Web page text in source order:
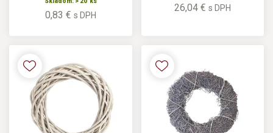
0,83 € s DPH
26,04 € s DPH